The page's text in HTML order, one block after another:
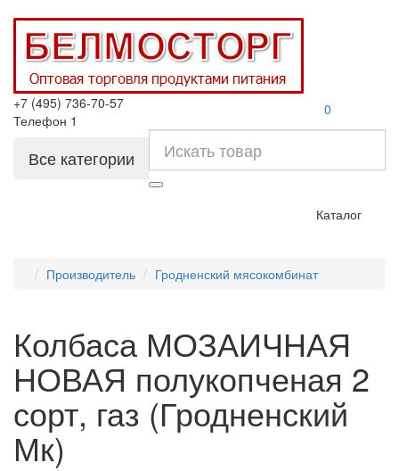
+7 (495) 736-70-57
Телефон 1
0
Все категории
Каталог
Производитель Гродненский мясокомбинат
Колбаса МОЗАИЧНАЯ
НОВАЯ полукопченая 2
сорт, газ (Гродненский
Мк)